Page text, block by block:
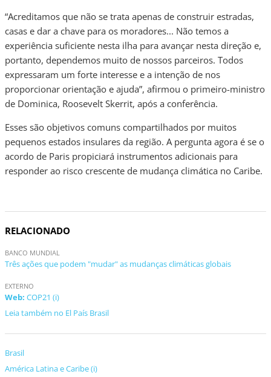
“Acreditamos que não se trata apenas de construir estradas,
casas e dar a chave para os moradores... Não temos a
experiência suficiente nesta ilha para avançar nesta direção e,
portanto, dependemos muito de nossos parceiros. Todos
expressaram um forte interesse e a intenção de nos
proporcionar orientação e ajuda”, afirmou o primeiro-ministro
de Dominica, Roosevelt Skerrit, após a conferência.
Esses são objetivos comuns compartilhados por muitos
pequenos estados insulares da região. A pergunta agora é se o
acordo de Paris propiciará instrumentos adicionais para
responder ao risco crescente de mudança climática no Caribe.
RELACIONADO
BANCO MUNDIAL
Três ações que podem "mudar" as mudanças climáticas globais
EXTERNO
Web: COP21 (i)
Leia também no El País Brasil
Brasil
América Latina e Caribe (i)